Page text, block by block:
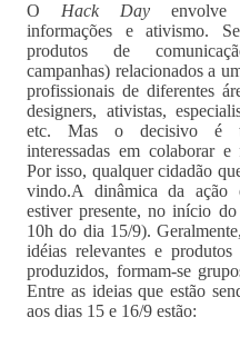
O Hack Day envolve
informações e ativismo.
produtos de
campanhas) relacionados a
profissionais de diferentes
designers, ativistas,
etc. Mas o decisivo é
interessadas em colaborar
Por isso, qualquer cidadão
vindo.A dinâmica da ação
estiver presente, no início do
10h do dia 15/9).
idéias relevantes e produtos
produzidos, formam-se
Entre as ideias que estão
aos dias 15 e 16/9 estão: